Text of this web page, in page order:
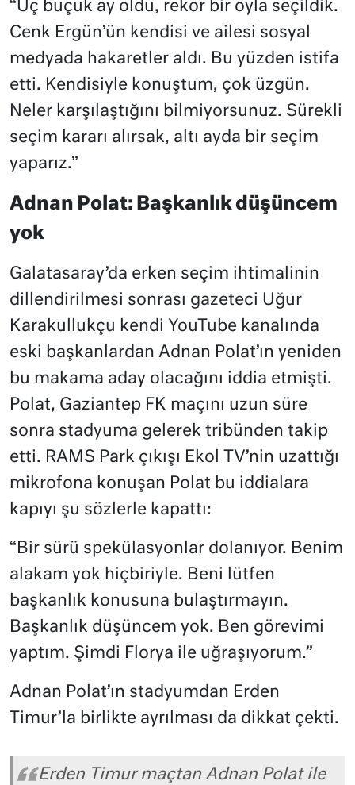
“Üç buçuk ay oldu, rekor bir oyla seçildik.
Cenk Ergün’ün kendisi ve ailesi sosyal
medyada hakaretler aldı. Bu yüzden istifa
etti. Kendisiyle konuştum, çok üzgün.
Neler karşılaştığını bilmiyorsunuz. Sürekli
seçim kararı alırsak, altı ayda bir seçim
yaparız.”
Adnan Polat: Başkanlık düşüncem
yok
Galatasaray’da erken seçim ihtimalinin
dillendirilmesi sonrası gazeteci Uğur
Karakullukçu kendi YouTube kanalında
eski başkanlardan Adnan Polat’ın yeniden
bu makama aday olacağını iddia etmişti.
Polat, Gaziantep FK maçını uzun süre
sonra stadyuma gelerek tribünden takip
etti. RAMS Park çıkışı Ekol TV’nin uzattığı
mikrofona konuşan Polat bu iddialara
kapıyı şu sözlerle kapattı:
“Bir sürü spekülasyonlar dolanıyor. Benim
alakam yok hiçbiriyle. Beni lütfen
başkanlık konusuna bulaştırmayın.
Başkanlık düşüncem yok. Ben görevimi
yaptım. Şimdi Florya ile uğraşıyorum.”
Adnan Polat’ın stadyumdan Erden
Timur’la birlikte ayrılması da dikkat çekti.
Erden Timur maçtan Adnan Polat ile